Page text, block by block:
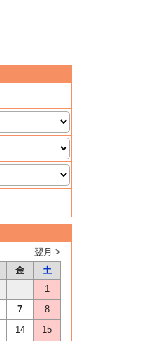
翌月 >
金
土
1
7
8
14
15